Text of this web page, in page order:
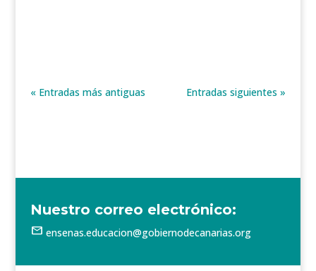
« Entradas más antiguas Entradas siguientes »
Nuestro correo electrónico:
mail ensenas.educacion@gobiernodecanarias.org